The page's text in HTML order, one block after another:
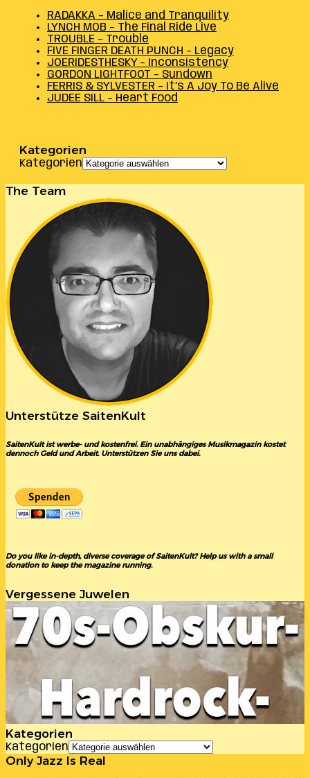
RADAKKA – Malice and Tranquility
LYNCH MOB – The Final Ride Live
TROUBLE – Trouble
FIVE FINGER DEATH PUNCH – Legacy
JOERIDESTHESKY – Inconsistency
GORDON LIGHTFOOT – Sundown
FERRIS & SYLVESTER – It’s A Joy To Be Alive
JUDEE SILL – Heart Food
Kategorien
Kategorien
The Team
Unterstütze SaitenKult
SaitenKult ist werbe- und kostenfrei. Ein unabhängiges Musikmagazin kostet
dennoch Geld und Arbeit. Unterstützen Sie uns dabei.
Do you like in-depth, diverse coverage of SaitenKult? Help us with a small
donation to keep the magazine running.
Vergessene Juwelen
Kategorien
Kategorien
Only Jazz Is Real